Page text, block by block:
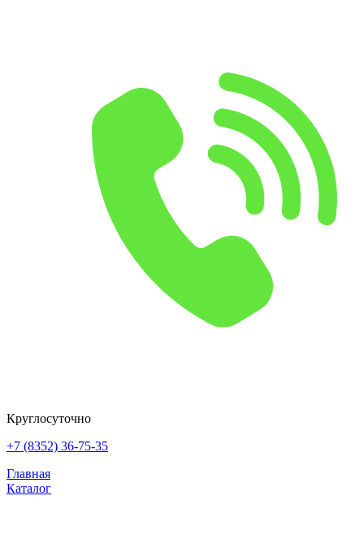
Круглосуточно
+7 (8352) 36-75-35
Главная
Каталог